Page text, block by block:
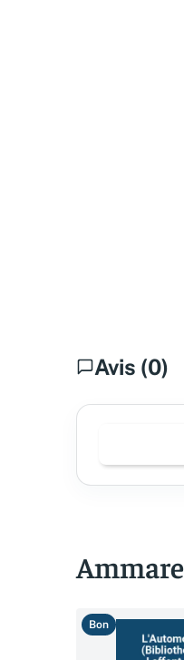
Avis (0)
Bon